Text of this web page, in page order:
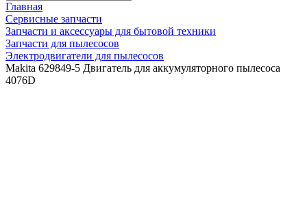
Главная
Сервисные запчасти
Запчасти и аксессуары для бытовой техники
Запчасти для пылесосов
Электродвигатели для пылесосов
Makita 629849-5 Двигатель для аккумуляторного пылесоса
4076D